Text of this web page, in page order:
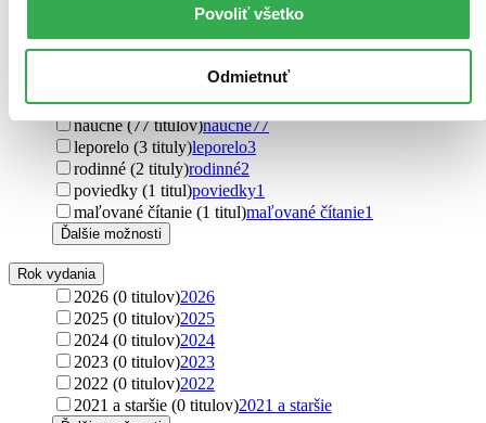
Povoliť všetko
Odmietnuť
povesti2
Ďalšie možnosti
rozprávky (580 titulov)rozprávky580
náučné (77 titulov)náučné77
leporelo (3 tituly)leporelo3
rodinné (2 tituly)rodinné2
poviedky (1 titul)poviedky1
maľované čítanie (1 titul)maľované čítanie1
Ďalšie možnosti
Rok vydania
2026 (0 titulov)2026
2025 (0 titulov)2025
2024 (0 titulov)2024
2023 (0 titulov)2023
2022 (0 titulov)2022
2021 a staršie (0 titulov)2021 a staršie